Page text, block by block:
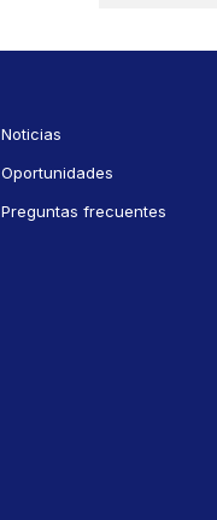
Noticias
Oportunidades
Preguntas frecuentes